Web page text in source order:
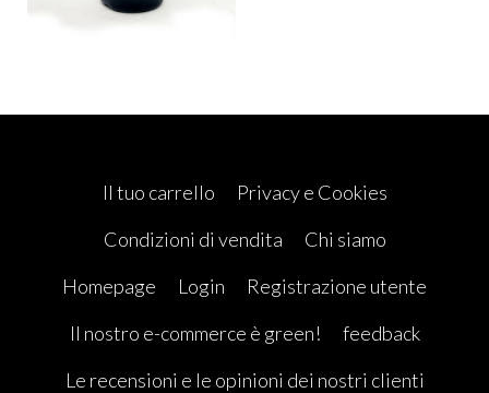
Il tuo carrello
Privacy e Cookies
Condizioni di vendita
Chi siamo
Homepage
Login
Registrazione utente
Il nostro e-commerce è green!
feedback
Le recensioni e le opinioni dei nostri clienti